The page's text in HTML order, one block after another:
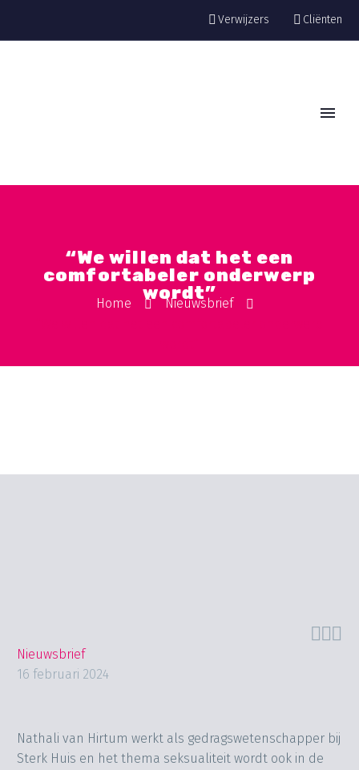
Verwijzers Cliënten
“We willen dat het een
comfortabeler onderwerp
wordt”
Home
Nieuwsbrief

Nieuwsbrief
16 februari 2024
Nathali van Hirtum werkt als gedragswetenschapper bij
Sterk Huis en het thema seksualiteit wordt ook in de